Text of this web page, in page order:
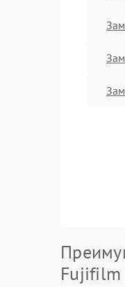
Fujifilm